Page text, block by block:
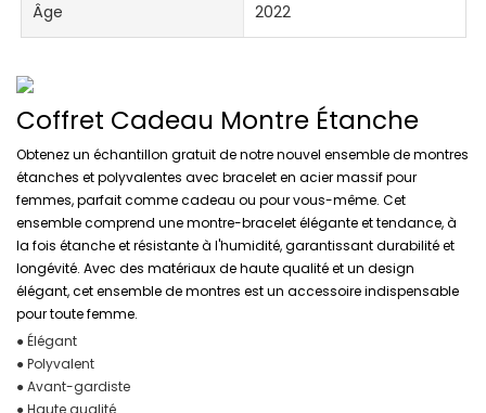
Âge 2022
Coffret Cadeau Montre Étanche
Obtenez un échantillon gratuit de notre nouvel ensemble de montres
étanches et polyvalentes avec bracelet en acier massif pour
femmes, parfait comme cadeau ou pour vous-même. Cet
ensemble comprend une montre-bracelet élégante et tendance, à
la fois étanche et résistante à l'humidité, garantissant durabilité et
longévité. Avec des matériaux de haute qualité et un design
élégant, cet ensemble de montres est un accessoire indispensable
pour toute femme.
● Élégant
● Polyvalent
● Avant-gardiste
● Haute qualité